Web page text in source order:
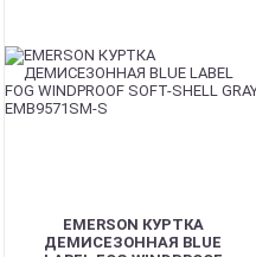
EMERSON КУРТКА
ДЕМИСЕЗОННАЯ BLUE